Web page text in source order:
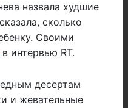
назвала худшие
сколько
Своими
в интервью RT.
десертам
и жевательные